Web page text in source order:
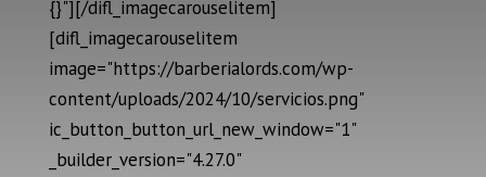
{}"][/difl_imagecarouselitem]
[difl_imagecarouselitem
image="https://barberialords.com/wp-
content/uploads/2024/10/servicios.png"
ic_button_button_url_new_window="1"
_builder_version="4.27.0"